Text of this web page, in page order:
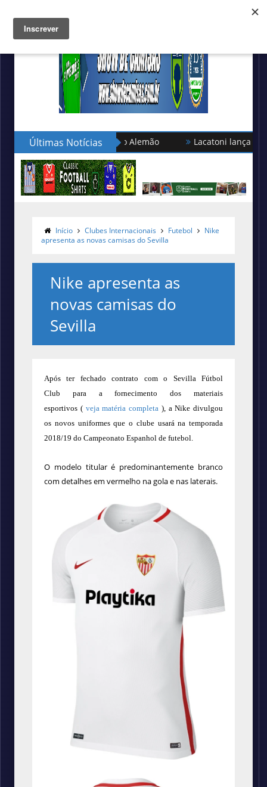
Últimas Notícias
no Campeonato Alemão Lacatoni lança as novas
Início Clubes Internacionais Futebol
Nike
apresenta as novas camisas do Sevilla
Nike apresenta as
novas camisas do
Sevilla
Após ter fechado contrato com o Sevilla Fútbol
Club para afornecimento dos materiais
esportivos ( veja matéria completa ), a Nike divulgou
os novos uniformes que o clube usará na temporada
2018/19 do Campeonato Espanhol de futebol.
O modelo titular é predominantemente branco
com detalhes em vermelho na gola e nas laterais.